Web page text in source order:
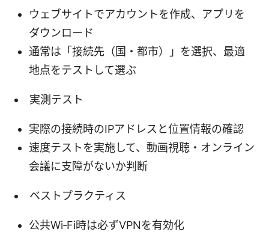
ウェブサイトでアカウントを作成、アプリを
ダウンロード
通常は「接続先（国・都市）」を選択、最適
地点をテストして選ぶ
実測テスト
実際の接続時のIPアドレスと位置情報の確認
速度テストを実施して、動画視聴・オンライン
会議に支障がないか判断
ベストプラクティス
公共Wi‑Fi時は必ずVPNを有効化